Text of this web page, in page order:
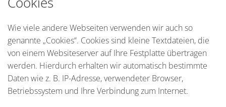
Wie viele andere Webseiten verwenden wir auch so
genannte „Cookies“. Cookies sind kleine Textdateien, die
von einem Websiteserver auf Ihre Festplatte übertragen
werden. Hierdurch erhalten wir automatisch bestimmte
Daten wie z. B. IP-Adresse, verwendeter Browser,
Betriebssystem und Ihre Verbindung zum Internet.